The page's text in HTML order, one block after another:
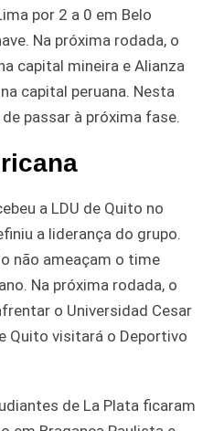
por 2 a 0 em Belo
Na próxima rodada, o
capital mineira e Alianza
capital peruana. Nesta
passar à próxima fase.
a LDU de Quito no
a liderança do grupo.
não ameaçam o time
Na próxima rodada, o
o Universidad Cesar
Quito visitará o Deportivo
de La Plata ficaram